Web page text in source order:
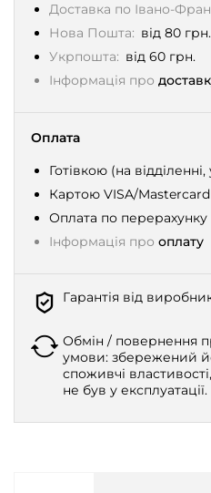
Доставка по Івано-
Нова Пошта: від 80 грн.
Укрпошта: від 60 грн.
Інформація про
Оплата
Готівкою (на
Картою VISA/
Оплата по
Інформація про оплату
Гарантія від
Обмін / повернення
умови: збережений
споживчі
не був у експлуатації.